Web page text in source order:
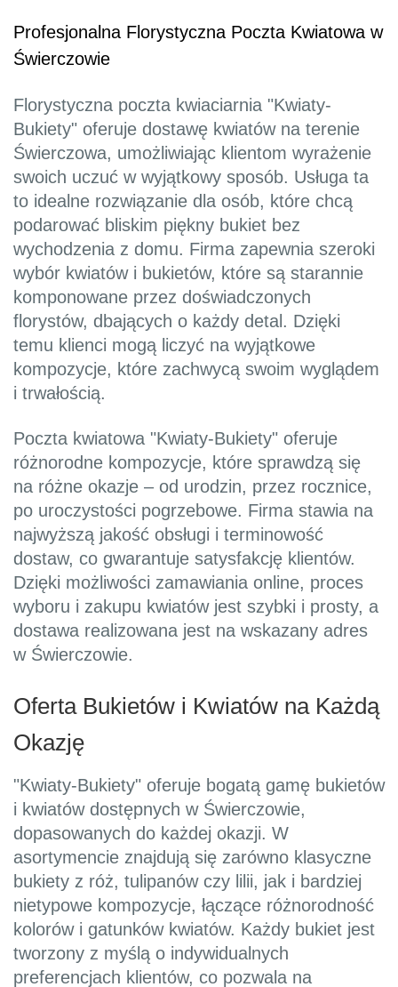
Profesjonalna Florystyczna Poczta Kwiatowa w
Świerczowie
Florystyczna poczta kwiaciarnia "Kwiaty-
Bukiety" oferuje dostawę kwiatów na terenie
Świerczowa, umożliwiając klientom wyrażenie
swoich uczuć w wyjątkowy sposób. Usługa ta
to idealne rozwiązanie dla osób, które chcą
podarować bliskim piękny bukiet bez
wychodzenia z domu. Firma zapewnia szeroki
wybór kwiatów i bukietów, które są starannie
komponowane przez doświadczonych
florystów, dbających o każdy detal. Dzięki
temu klienci mogą liczyć na wyjątkowe
kompozycje, które zachwycą swoim wyglądem
i trwałością.
Poczta kwiatowa "Kwiaty-Bukiety" oferuje
różnorodne kompozycje, które sprawdzą się
na różne okazje – od urodzin, przez rocznice,
po uroczystości pogrzebowe. Firma stawia na
najwyższą jakość obsługi i terminowość
dostaw, co gwarantuje satysfakcję klientów.
Dzięki możliwości zamawiania online, proces
wyboru i zakupu kwiatów jest szybki i prosty, a
dostawa realizowana jest na wskazany adres
w Świerczowie.
Oferta Bukietów i Kwiatów na Każdą
Okazję
"Kwiaty-Bukiety" oferuje bogatą gamę bukietów
i kwiatów dostępnych w Świerczowie,
dopasowanych do każdej okazji. W
asortymencie znajdują się zarówno klasyczne
bukiety z róż, tulipanów czy lilii, jak i bardziej
nietypowe kompozycje, łączące różnorodność
kolorów i gatunków kwiatów. Każdy bukiet jest
tworzony z myślą o indywidualnych
preferencjach klientów, co pozwala na